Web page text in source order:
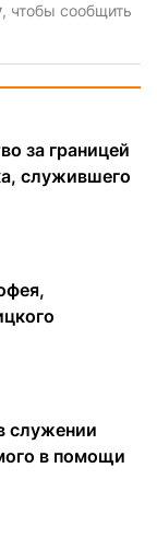
, чтобы сообщить
за границей
служившего
служении
в помощи